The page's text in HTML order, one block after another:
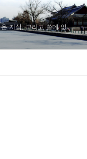
지식, 그리고 쓸데 없